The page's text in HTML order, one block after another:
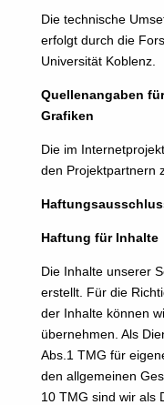
Die technische
erfolgt durch die
Universität Koblenz.
Quellenangaben
Grafiken
Die im
den Projektpartnern
Haftung für Inhalte
Die Inhalte unserer
erstellt. Für die
der Inhalte können
übernehmen. Als
Abs.1 TMG für
den allgemeinen
10 TMG sind wir als